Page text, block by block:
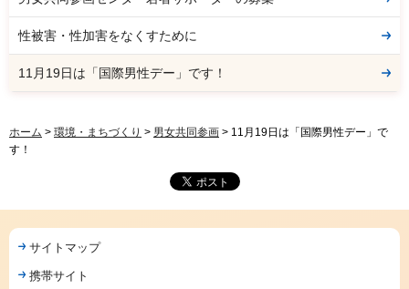
性被害・性加害をなくすために
11月19日は「国際男性デー」です！
ホーム > 環境・まちづくり > 男女共同参画 > 11月19日は「国際男性デー」で
す！
サイトマップ
携帯サイト